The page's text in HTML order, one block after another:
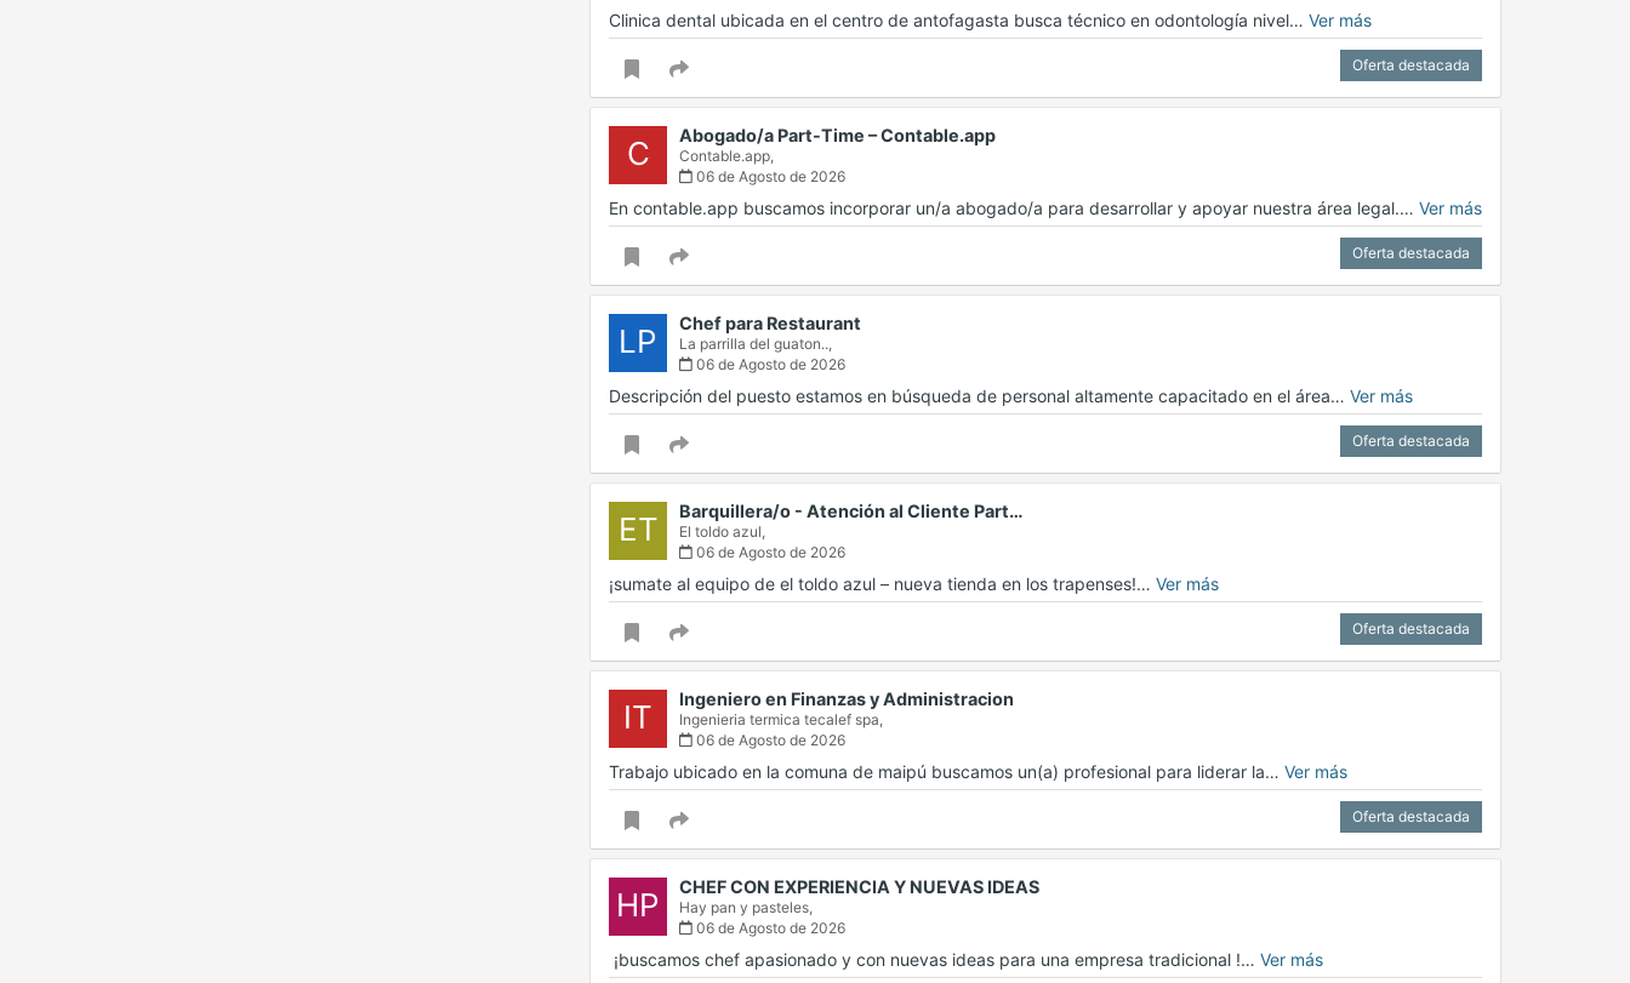
Clinica dental ubicada en el centro de antofagasta busca técnico en odontología nivel… Ver más
Oferta destacada
C Abogado/a Part-Time – Contable.app
Contable.app,
06 de Agosto de 2026
En contable.app buscamos incorporar un/a abogado/a para desarrollar y apoyar nuestra área legal.… Ver más
Oferta destacada
LP Chef para Restaurant
La parrilla del guaton..,
06 de Agosto de 2026
Descripción del puesto estamos en búsqueda de personal altamente capacitado en el área… Ver más
Oferta destacada
ET Barquillera/o - Atención al Cliente Part…
El toldo azul,
06 de Agosto de 2026
¡sumate al equipo de el toldo azul – nueva tienda en los trapenses!… Ver más
Oferta destacada
IT Ingeniero en Finanzas y Administracion
Ingenieria termica tecalef spa,
06 de Agosto de 2026
Trabajo ubicado en la comuna de maipú buscamos un(a) profesional para liderar la… Ver más
Oferta destacada
HP CHEF CON EXPERIENCIA Y NUEVAS IDEAS
Hay pan y pasteles,
06 de Agosto de 2026
‍ ¡buscamos chef apasionado y con nuevas ideas para una empresa tradicional !… Ver más